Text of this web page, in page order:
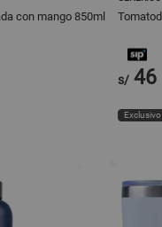
con mango 850ml
s/ 46